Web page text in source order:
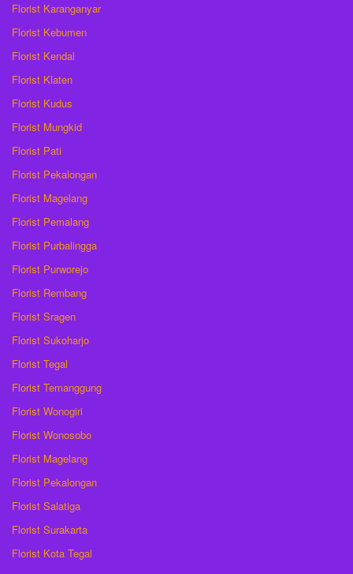
Florist Karanganyar
Florist Kebumen
Florist Kendal
Florist Klaten
Florist Kudus
Florist Mungkid
Florist Pati
Florist Pekalongan
Florist Magelang
Florist Pemalang
Florist Purbalingga
Florist Purworejo
Florist Rembang
Florist Sragen
Florist Sukoharjo
Florist Tegal
Florist Temanggung
Florist Wonogiri
Florist Wonosobo
Florist Magelang
Florist Pekalongan
Florist Salatiga
Florist Surakarta
Florist Kota Tegal